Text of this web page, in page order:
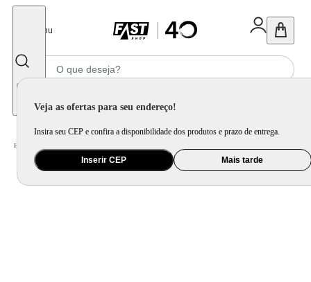
Menu
Veja as ofertas para seu endereço!
Insira seu CEP e confira a disponibilidade dos produtos e prazo de entrega.
Inserir CEP Mais tarde
Home